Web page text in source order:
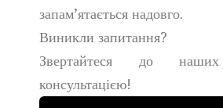
запам’ятається надовго.
Виникли запитання?
Звертайтеся до
консультацією!